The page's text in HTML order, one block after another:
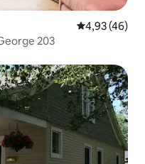
4,93 de uma
4,93 (46)
203
hóspedes